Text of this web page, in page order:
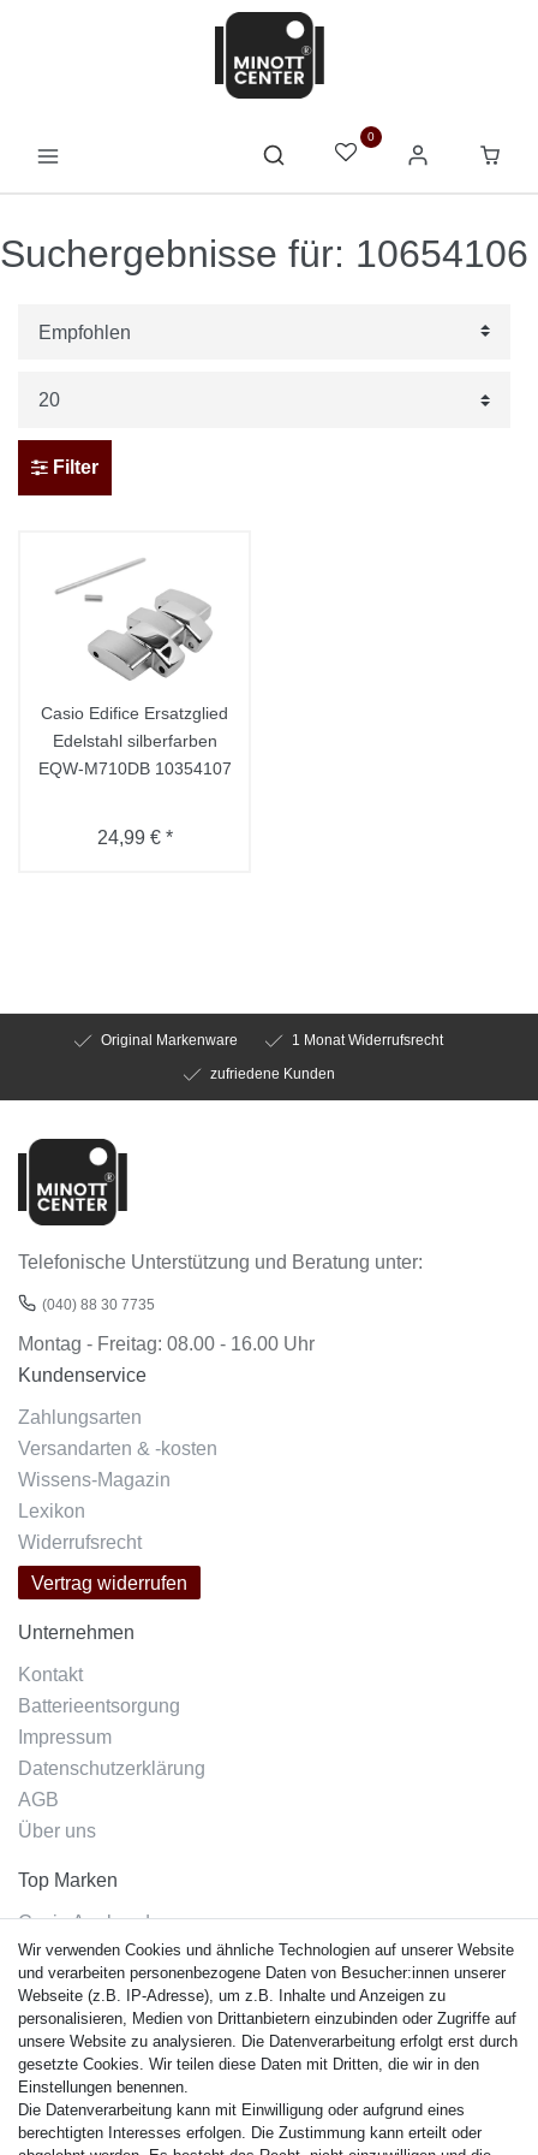
0
Suchergebnisse für: 10654106
Filter
Casio Edifice Ersatzglied
Edelstahl silberfarben
EQW-M710DB 10354107
24,99 € *
Original Markenware
1 Monat Widerrufsrecht
zufriedene Kunden
Telefonische Unterstützung und Beratung unter:
(040) 88 30 7735
Montag - Freitag: 08.00 - 16.00 Uhr
Kundenservice
Zahlungsarten
Versandarten & -kosten
Wissens-Magazin
Lexikon
Widerrufsrecht
Vertrag widerrufen
Unternehmen
Kontakt
Batterieentsorgung
Impressum
Datenschutzerklärung
AGB
Über uns
Top Marken
Casio Armband
Festina Armband
Citizen Armband
M. Lacroix Armband
J. Lemans Armband
Uhrenarmbänder - Alle
Sicherheit
Wir verwenden Cookies und ähnliche Technologien auf unserer Website
und verarbeiten personenbezogene Daten von Besucher:innen unserer
Webseite (z.B. IP-Adresse), um z.B. Inhalte und Anzeigen zu
personalisieren, Medien von Drittanbietern einzubinden oder Zugriffe auf
unsere Website zu analysieren. Die Datenverarbeitung erfolgt erst durch
gesetzte Cookies. Wir teilen diese Daten mit Dritten, die wir in den
Einstellungen benennen.
Die Datenverarbeitung kann mit Einwilligung oder aufgrund eines
berechtigten Interesses erfolgen. Die Zustimmung kann erteilt oder